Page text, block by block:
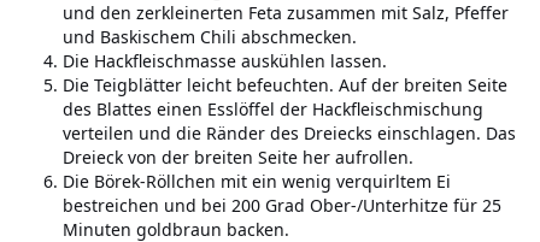
und den zerkleinerten Feta zusammen mit Salz, Pfeffer
und Baskischem Chili abschmecken.
Die Hackfleischmasse auskühlen lassen.
Die Teigblätter leicht befeuchten. Auf der breiten Seite
des Blattes einen Esslöffel der Hackfleischmischung
verteilen und die Ränder des Dreiecks einschlagen. Das
Dreieck von der breiten Seite her aufrollen.
Die Börek-Röllchen mit ein wenig verquirltem Ei
bestreichen und bei 200 Grad Ober-/Unterhitze für 25
Minuten goldbraun backen.